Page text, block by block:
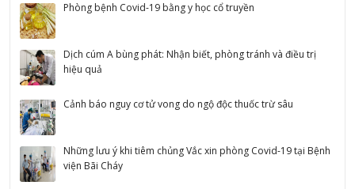
Phòng bệnh Covid-19 bằng y học cổ truyền
Dịch cúm A bùng phát: Nhận biết, phòng tránh và điều trị
hiệu quả
Cảnh báo nguy cơ tử vong do ngộ độc thuốc trừ sâu
Những lưu ý khi tiêm chủng Vắc xin phòng Covid-19 tại Bệnh
viện Bãi Cháy